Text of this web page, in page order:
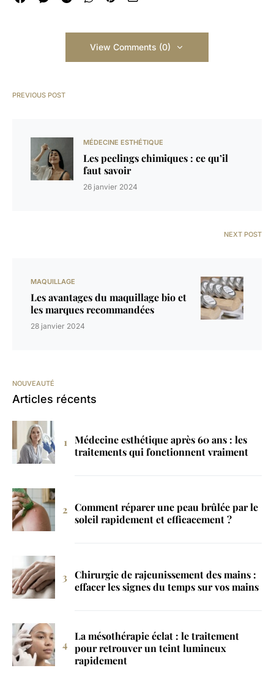
View Comments (0)
PREVIOUS POST
MÉDECINE ESTHÉTIQUE
Les peelings chimiques : ce qu’il
faut savoir
26 janvier 2024
NEXT POST
MAQUILLAGE
Les avantages du maquillage bio et
les marques recommandées
28 janvier 2024
NOUVEAUTÉ
Articles récents
Médecine esthétique après 60 ans : les
traitements qui fonctionnent vraiment
Comment réparer une peau brûlée par le
soleil rapidement et efficacement ?
Chirurgie de rajeunissement des mains :
effacer les signes du temps sur vos mains
La mésothérapie éclat : le traitement
pour retrouver un teint lumineux
rapidement